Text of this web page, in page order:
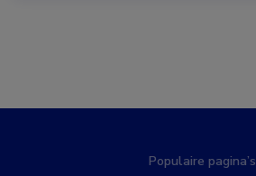
Populaire pagina’s